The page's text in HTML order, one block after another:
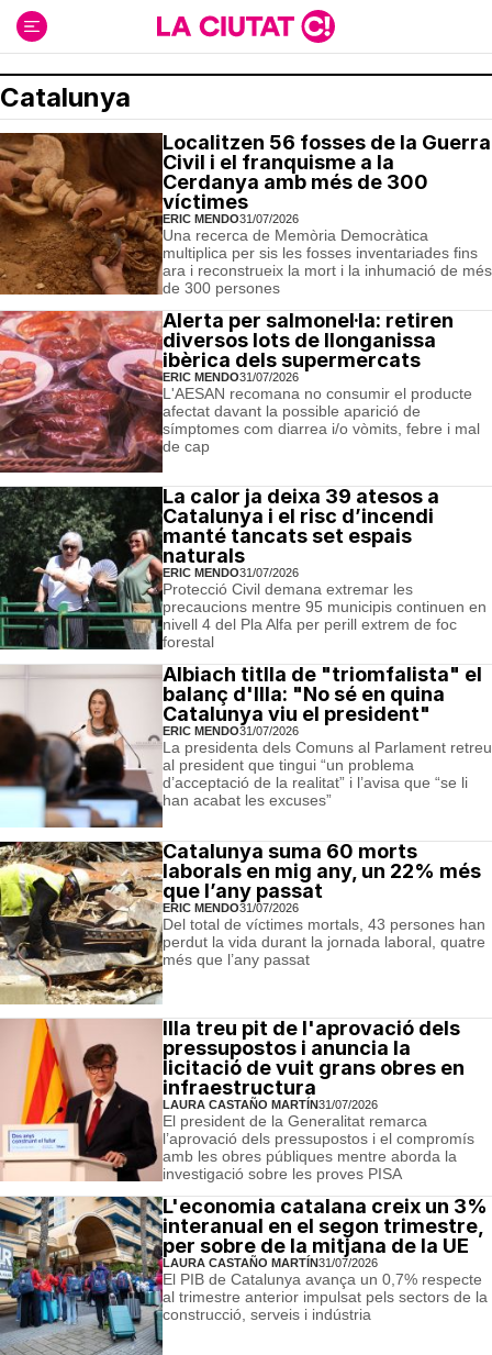
contenido
Catalunya
Localitzen 56 fosses de la Guerra
Civil i el franquisme a la
Cerdanya amb més de 300
víctimes
ERIC MENDO31/07/2026
Una recerca de Memòria Democràtica
multiplica per sis les fosses inventariades fins
ara i reconstrueix la mort i la inhumació de més
de 300 persones
Alerta per salmonel·la: retiren
diversos lots de llonganissa
ibèrica dels supermercats
ERIC MENDO31/07/2026
L'AESAN recomana no consumir el producte
afectat davant la possible aparició de
símptomes com diarrea i/o vòmits, febre i mal
de cap
La calor ja deixa 39 atesos a
Catalunya i el risc d’incendi
manté tancats set espais
naturals
ERIC MENDO31/07/2026
Protecció Civil demana extremar les
precaucions mentre 95 municipis continuen en
nivell 4 del Pla Alfa per perill extrem de foc
forestal
Albiach titlla de "triomfalista" el
balanç d'Illa: "No sé en quina
Catalunya viu el president"
ERIC MENDO31/07/2026
La presidenta dels Comuns al Parlament retreu
al president que tingui “un problema
d’acceptació de la realitat” i l’avisa que “se li
han acabat les excuses”
Catalunya suma 60 morts
laborals en mig any, un 22% més
que l’any passat
ERIC MENDO31/07/2026
Del total de víctimes mortals, 43 persones han
perdut la vida durant la jornada laboral, quatre
més que l’any passat
Illa treu pit de l'aprovació dels
pressupostos i anuncia la
licitació de vuit grans obres en
infraestructura
LAURA CASTAÑO MARTÍN31/07/2026
El president de la Generalitat remarca
l’aprovació dels pressupostos i el compromís
amb les obres públiques mentre aborda la
investigació sobre les proves PISA
L'economia catalana creix un 3%
interanual en el segon trimestre,
per sobre de la mitjana de la UE
LAURA CASTAÑO MARTÍN31/07/2026
El PIB de Catalunya avança un 0,7% respecte
al trimestre anterior impulsat pels sectors de la
construcció, serveis i indústria